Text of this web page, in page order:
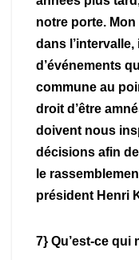
notre porte.
dans
d’événements
commune au
droit d’être
doivent nous
décisions afin
le
président Henri
7} Qu’est-ce qui